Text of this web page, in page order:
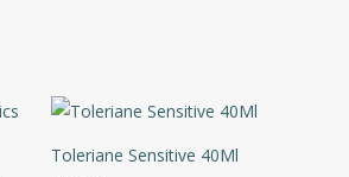
Toleriane Sensitive 40Ml